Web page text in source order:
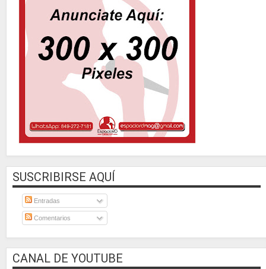
SUSCRIBIRSE AQUÍ
Entradas
Comentarios
CANAL DE YOUTUBE